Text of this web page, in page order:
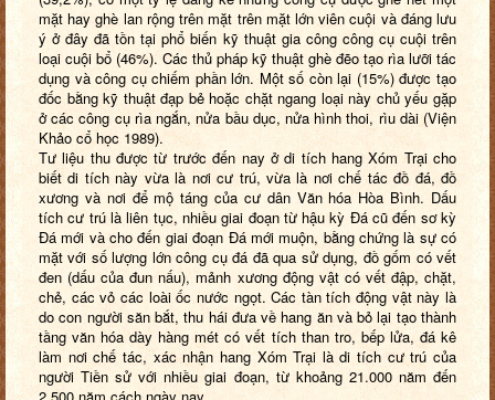
mặt hay ghè lan rộng trên mặt trên mặt lớn viên cuội và đáng lưu
ý ở đây đã tồn tại phổ biến kỹ thuật gia công công cụ cuội trên
loại cuội bổ (46%). Các thủ pháp kỹ thuật ghè đẽo tạo rìa lưỡi tác
dụng và công cụ chiếm phần lớn. Một số còn lại (15%) được tạo
đốc bằng kỹ thuật đạp bẻ hoặc chặt ngang loại này chủ yếu gặp
ở các công cụ rìa ngắn, nửa bầu dục, nửa hình thoi, rìu dài (Viện
Khảo cổ học 1989).
Tư liệu thu được từ trước đến nay ở di tích hang Xóm Trại cho
biết di tích này vừa là nơi cư trú, vừa là nơi chế tác đồ đá, đồ
xương và nơi để mộ táng của cư dân Văn hóa Hòa Bình. Dấu
tích cư trú là liên tục, nhiều giai đoạn từ hậu kỳ Đá cũ đến sơ kỳ
Đá mới và cho đến giai đoạn Đá mới muộn, bằng chứng là sự có
mặt với số lượng lớn công cụ đá đã qua sử dụng, đồ gốm có vết
đen (dấu của đun nấu), mảnh xương động vật có vết đập, chặt,
chẻ, các vỏ các loài ốc nước ngọt. Các tàn tích động vật này là
do con người săn bắt, thu hái đưa về hang ăn và bỏ lại tạo thành
tầng văn hóa dày hàng mét có vết tích than tro, bếp lửa, đá kê
làm nơi chế tác, xác nhận hang Xóm Trại là di tích cư trú của
người Tiền sử với nhiều giai đoạn, từ khoảng 21.000 năm đến